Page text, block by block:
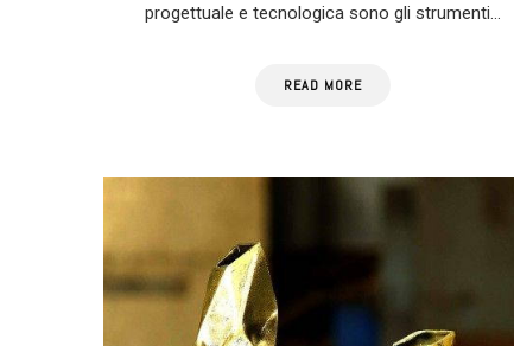
progettuale e tecnologica sono gli strumenti…
READ MORE